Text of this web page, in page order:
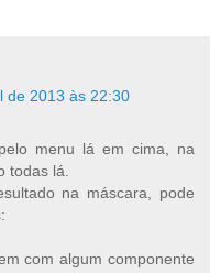
de 2013 às 22:30
menu lá em cima, na
todas lá.
na máscara, pode
com algum componente